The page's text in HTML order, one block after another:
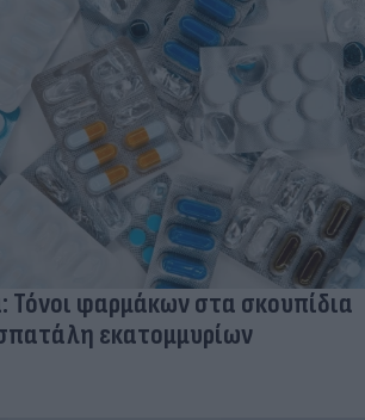
Τόνοι φαρμάκων στα σκουπίδια
εκατομμυρίων